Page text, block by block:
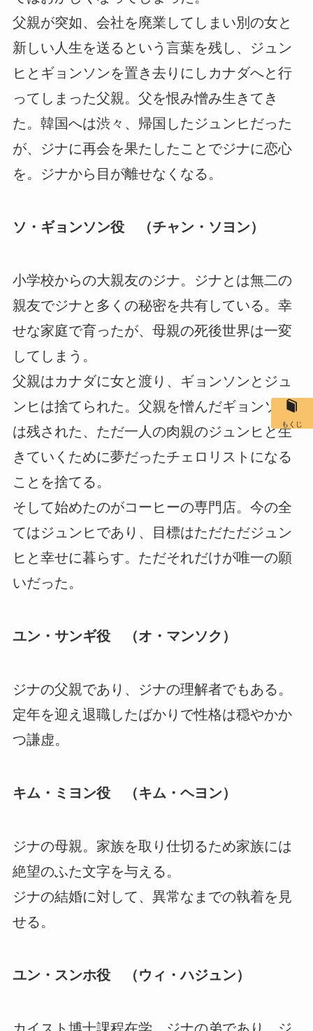
父親が突如、会社を廃業してしまい別の女と
新しい人生を送るという言葉を残し、ジュン
ヒとギョンソンを置き去りにしカナダへと行
ってしまった父親。父を恨み憎み生きてき
た。韓国へは渋々、帰国したジュンヒだった
が、ジナに再会を果たしたことでジナに恋心
を。ジナから目が離せなくなる。
ソ・ギョンソン役 （チャン・ソヨン）
小学校からの大親友のジナ。ジナとは無二の
親友でジナと多くの秘密を共有している。幸
せな家庭で育ったが、母親の死後世界は一変
してしまう。
父親はカナダに女と渡り、ギョンソンとジュ
ンヒは捨てられた。父親を憎んだギョンソン
は残された、ただ一人の肉親のジュンヒと生
きていくために夢だったチェロリストになる
ことを捨てる。
そして始めたのがコーヒーの専門店。今の全
てはジュンヒであり、目標はただただジュン
ヒと幸せに暮らす。ただそれだけが唯一の願
いだった。
ユン・サンギ役 （オ・マンソク）
ジナの父親であり、ジナの理解者でもある。
定年を迎え退職したばかりで性格は穏やかか
つ謙虚。
キム・ミヨン役 （キム・ヘヨン）
ジナの母親。家族を取り仕切るため家族には
絶望のふた文字を与える。
ジナの結婚に対して、異常なまでの執着を見
せる。
ユン・スンホ役 （ウィ・ハジュン）
もくじ